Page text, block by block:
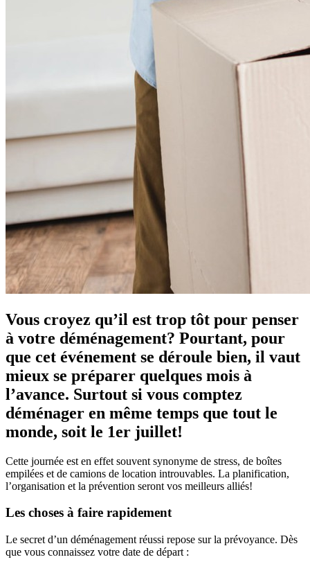
Vous croyez qu’il est trop tôt pour penser
à votre déménagement? Pourtant, pour
que cet événement se déroule bien, il vaut
mieux se préparer quelques mois à
l’avance. Surtout si vous comptez
déménager en même temps que tout le
monde, soit le 1er juillet!
Cette journée est en effet souvent synonyme de stress, de boîtes
empilées et de camions de location introuvables. La planification,
l’organisation et la prévention seront vos meilleurs alliés!
Les choses à faire rapidement
Le secret d’un déménagement réussi repose sur la prévoyance. Dès
que vous connaissez votre date de départ :